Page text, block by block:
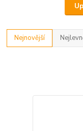
Nejnovější